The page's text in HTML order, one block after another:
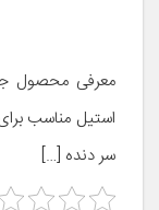
استیل مناسب
سر دنده […]